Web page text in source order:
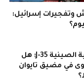
وتفجيرات إسرائيل:
المقاتلة الشبحية الصينية J-35: هل
في مضيق تايوان